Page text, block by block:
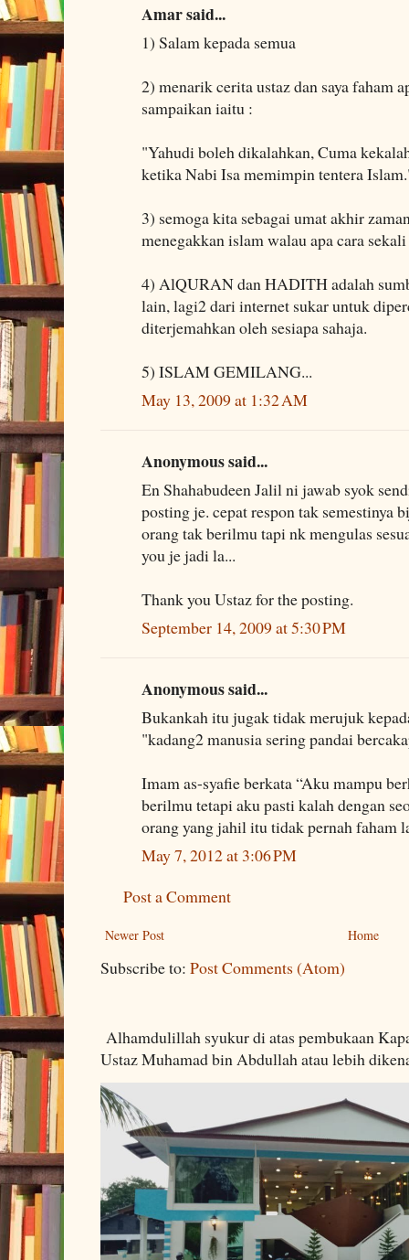
Amar said...
1) Salam kepada semua
2) menarik cerita ustaz dan saya faham
sampaikan iaitu :
"Yahudi boleh dikalahkan, Cuma
ketika Nabi Isa memimpin tentera
3) semoga kita sebagai umat akhir
menegakkan islam walau apa cara
4) AlQURAN dan HADITH adalah
lain, lagi2 dari internet sukar untuk
diterjemahkan oleh sesiapa sahaja.
5) ISLAM GEMILANG...
May 13, 2009 at 1:32 AM
Anonymous said...
En Shahabudeen Jalil ni jawab syok
posting je. cepat respon tak semestinya
orang tak berilmu tapi nk mengulas
you je jadi la...
Thank you Ustaz for the posting.
September 14, 2009 at 5:30 PM
Anonymous said...
Bukankah itu jugak tidak merujuk
"kadang2 manusia sering pandai
Imam as-syafie berkata “Aku mampu
berilmu tetapi aku pasti kalah dengan
orang yang jahil itu tidak pernah faham
May 7, 2012 at 3:06 PM
Post a Comment
Newer Post Home
Subscribe to: Post Comments (Atom)
Alhamdulillah syukur di atas pembukaan
Ustaz Muhamad bin Abdullah atau lebih